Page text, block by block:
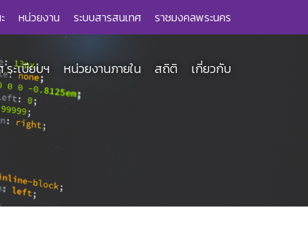
หน่วยงาน ระบบสารสนเทศ ราชมงคลพระนคร
ระเบียบฯ หน่วยงานภายใน สถิติ เกี่ยวกับ